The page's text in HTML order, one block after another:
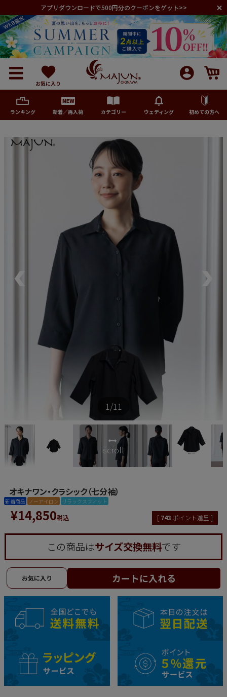
アプリダウンロードで500円分のクーポンをゲット>>
お気に入り
ランキング 新着／再入荷 カテゴリー ウェディング 初めての方へ
メンズ
再入荷商品
アウトレット
サイズから探す
レーベルから探す
1 /11
scroll
オキナワン・クラシック（七分袖）
新着商品 ノーアイロン リラックスフィット
¥14,850税込 [ 743 ポイント進呈 ]
この商品はサイズ交換無料です
カートに入れる